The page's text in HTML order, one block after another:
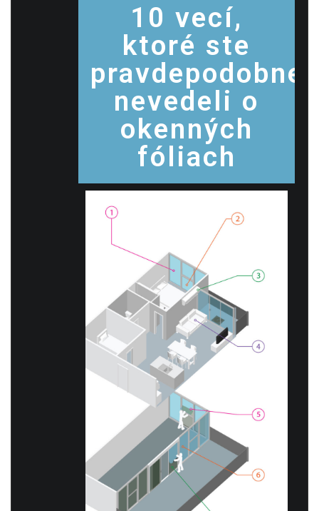
10 vecí,
ktoré ste
pravdepodobne
nevedeli o
okenných
fóliach